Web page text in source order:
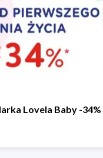
Lovela Baby -34%